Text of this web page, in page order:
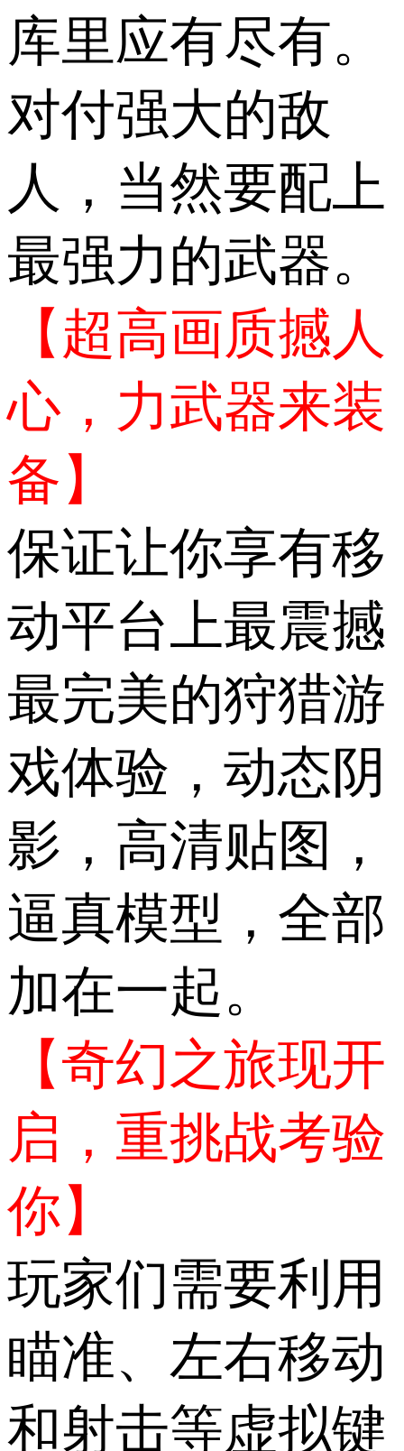
库里应有尽有。
对付强大的敌
人，当然要配上
最强力的武器。
【超高画质撼人
心，力武器来装
备】
保证让你享有移
动平台上最震撼
最完美的狩猎游
戏体验，动态阴
影，高清贴图，
逼真模型，全部
加在一起。
【奇幻之旅现开
启，重挑战考验
你】
玩家们需要利用
瞄准、左右移动
和射击等虚拟键